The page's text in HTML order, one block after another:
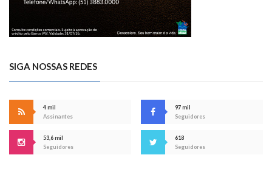
SIGA NOSSAS REDES
4 mil
Assinantes
97 mil
Seguidores
53,6 mil
Seguidores
618
Seguidores